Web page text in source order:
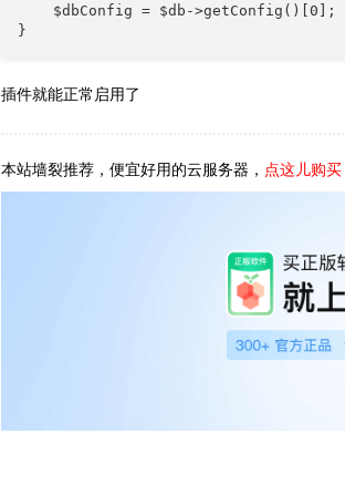
    $dbConfig = $db->getConfig()[0];
}
插件就能正常启用了
本站墙裂推荐，便宜好用的云服务器， 点这儿购买